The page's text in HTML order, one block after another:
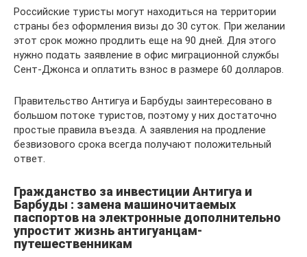
Российские туристы могут находиться на территории
страны без оформления визы до 30 суток. При желании
этот срок можно продлить еще на 90 дней. Для этого
нужно подать заявление в офис миграционной службы
Сент-Джонса и оплатить взнос в размере 60 долларов.
Правительство Антигуа и Барбуды заинтересовано в
большом потоке туристов, поэтому у них достаточно
простые правила въезда. А заявления на продление
безвизового срока всегда получают положительный
ответ.
Гражданство за инвестиции Антигуа и
Барбуды : замена машиночитаемых
паспортов на электронные дополнительно
упростит жизнь антигуанцам-
путешественникам